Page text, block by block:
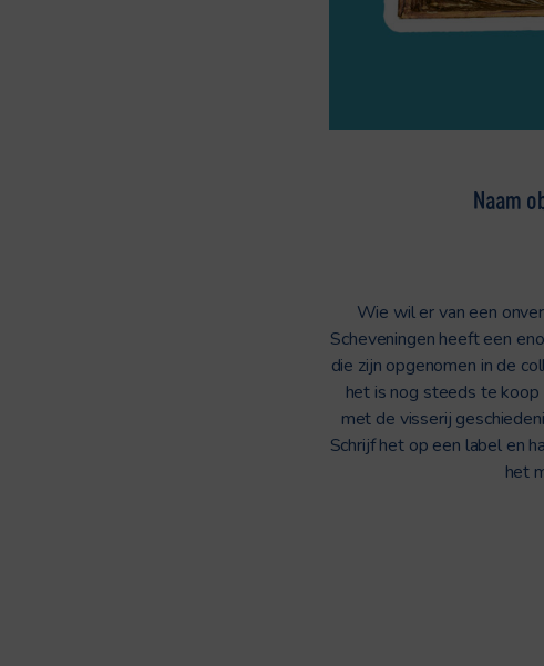
Naam
Wie wil er van een
Scheveningen heeft een
die zijn opgenomen in de
het is nog steeds te
met de visserij
Schrijf het op een label en
het